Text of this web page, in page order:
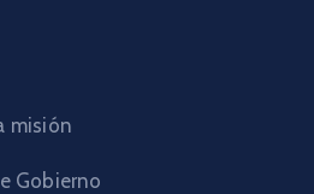
misión
Gobierno